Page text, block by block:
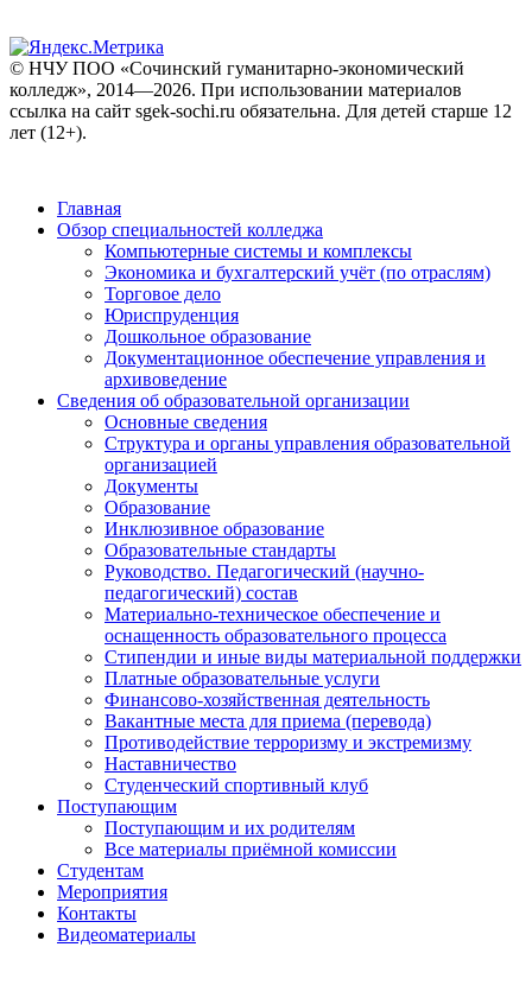
© НЧУ ПОО «Сочинский гуманитарно-экономический
колледж», 2014—2026. При использовании материалов
ссылка на сайт sgek-sochi.ru обязательна. Для детей старше 12
лет (12+).
Главная
Обзор специальностей колледжа
Компьютерные системы и комплексы
Экономика и бухгалтерский учёт (по отраслям)
Торговое дело
Юриспруденция
Дошкольное образование
Документационное обеспечение управления и
архивоведение
Сведения об образовательной организации
Основные сведения
Структура и органы управления образовательной
организацией
Документы
Образование
Инклюзивное образование
Образовательные стандарты
Руководство. Педагогический (научно-
педагогический) состав
Материально-техническое обеспечение и
оснащенность образовательного процесса
Стипендии и иные виды материальной поддержки
Платные образовательные услуги
Финансово-хозяйственная деятельность
Вакантные места для приема (перевода)
Противодействие терроризму и экстремизму
Наставничество
Студенческий спортивный клуб
Поступающим
Поступающим и их родителям
Все материалы приёмной комиссии
Студентам
Мероприятия
Контакты
Видеоматериалы